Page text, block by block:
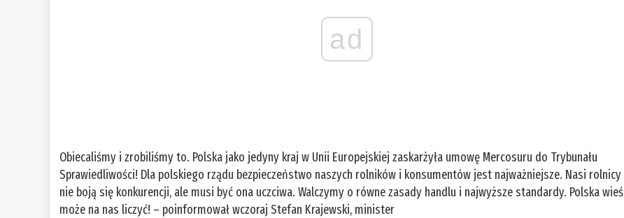
ad
Obiecaliśmy i zrobiliśmy to. Polska jako jedyny kraj w Unii Europejskiej zaskarżyła umowę Mercosuru do Trybunału
Sprawiedliwości! Dla polskiego rządu bezpieczeństwo naszych rolników i konsumentów jest najważniejsze. Nasi rolnicy
nie boją się konkurencji, ale musi być ona uczciwa. Walczymy o równe zasady handlu i najwyższe standardy. Polska wieś
może na nas liczyć! – poinformował wczoraj Stefan Krajewski, minister